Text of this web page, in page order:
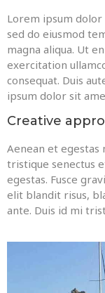
Lorem ipsum
sed do eiusmod
magna aliqua. Ut
exercitation
consequat. Duis
ipsum dolor sit
Creative
Aenean et egestas
tristique senectus
egestas. Fusce
elit blandit risus,
ante. Duis id mi